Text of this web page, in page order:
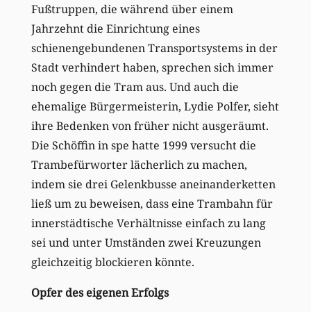
Fußtruppen, die während über einem
Jahrzehnt die Einrichtung eines
schienengebundenen Transportsystems in der
Stadt verhindert haben, sprechen sich immer
noch gegen die Tram aus. Und auch die
ehemalige Bürgermeisterin, Lydie Polfer, sieht
ihre Bedenken von früher nicht ausgeräumt.
Die Schöffin in spe hatte 1999 versucht die
Trambefürworter lächerlich zu machen,
indem sie drei Gelenkbusse aneinanderketten
ließ um zu beweisen, dass eine Trambahn für
innerstädtische Verhältnisse einfach zu lang
sei und unter Umständen zwei Kreuzungen
gleichzeitig blockieren könnte.
Opfer des eigenen Erfolgs